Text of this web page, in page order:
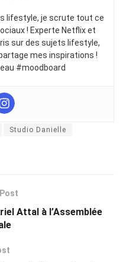
lifestyle, je scrute tout ce
! Experte Netflix et
sur des sujets lifestyle,
mes inspirations !
#moodboard
Studio Danielle
Attal à l’Assemblée